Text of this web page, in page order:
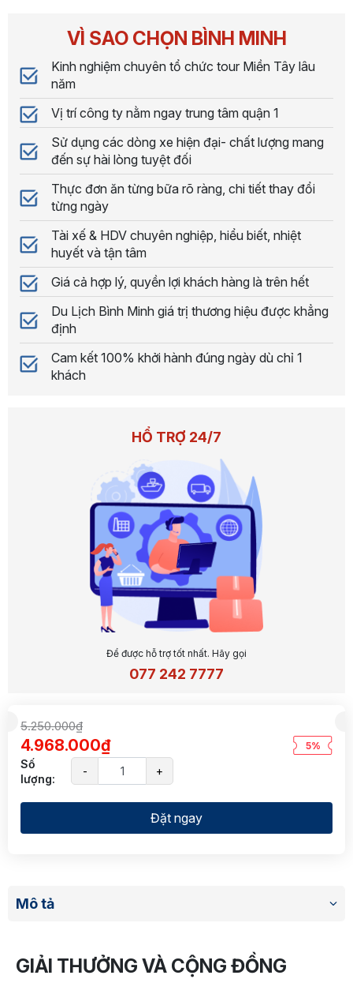
VÌ SAO CHỌN BÌNH MINH
Kinh nghiệm chuyên tổ chức tour Miền Tây lâu
năm
Vị trí công ty nằm ngay trung tâm quận 1
Sử dụng các dòng xe hiện đại- chất lượng mang
đến sự hài lòng tuyệt đối
Thực đơn ăn từng bữa rõ ràng, chi tiết thay đổi
từng ngày
Tài xế & HDV chuyên nghiệp, hiểu biết, nhiệt
huyết và tận tâm
Giá cả hợp lý, quyền lợi khách hàng là trên hết
Du Lịch Bình Minh giá trị thương hiệu được khẳng
định
Cam kết 100% khởi hành đúng ngày dù chỉ 1
khách
HỔ TRỢ 24/7
Để được hỗ trợ tốt nhất. Hãy gọi
077 242 7777
5.250.000₫
4.968.000₫ 5%
Số
lượng:
- +
Đặt ngay
Mô tả
GIẢI THƯỞNG VÀ CỘNG ĐỒNG